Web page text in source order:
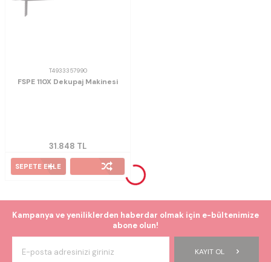
T4933357990
FSPE 110X Dekupaj Makinesi
31.848 TL
SEPETE EKLE
Kampanya ve yeniliklerden haberdar olmak için e-bültenimize
abone olun!
KAYIT OL